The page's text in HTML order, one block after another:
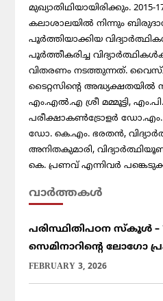
മുഖ്യാതിഥിയായിരിക്കും.
കലാശാലയില്‍ നിന്നും
പൂര്‍ത്തിയാക്കിയ
പൂര്‍ത്തീകരിച്ച
വിതരണം നടത്തുന്നത്.
ടൈറ്റസിന്റെ അദ്ധ്യക്ഷതയില്‍
എം.എല്‍.എ ശ്രീ മമ്മൂട്ടി,
പരീക്ഷാകണ്‍ട്രോളര്‍ ഡോ.എം.
ഡോ. കെ.എം. ഭരതന്‍,
അനിതകുമാരി,
കെ. പ്രണവ് എന്നിവര്‍
വാര്‍ത്തകള്‍
പരിസ്ഥിതിപഠന സ്കൂൾ –
സെമിനാറിൻ്റെ ലോഗോ
FEBRUARY 3, 2026